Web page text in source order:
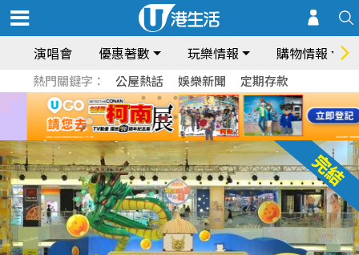
演唱會 優惠著數 玩樂情報 購物情報
熱門關鍵字： 公屋熱話 娛樂新聞 定期存款